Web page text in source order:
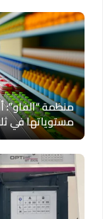
منظمة “الفاو”:
مستوياتها في